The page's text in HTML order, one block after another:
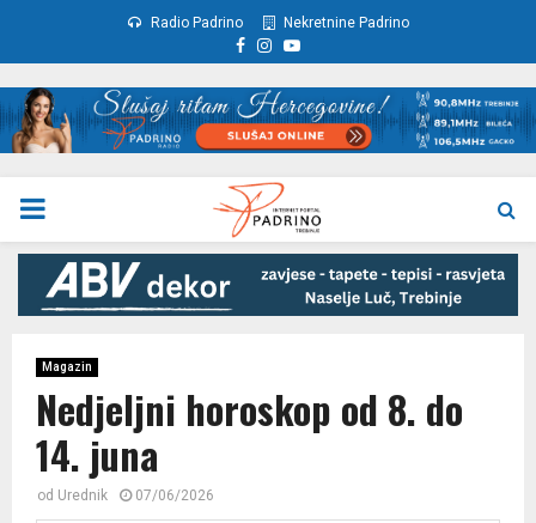
Radio Padrino Nekretnine Padrino
Facebook
Instagram
Youtube
PRIMARY
MENU
Magazin
Nedjeljni horoskop od 8. do
14. juna
od Urednik 07/06/2026